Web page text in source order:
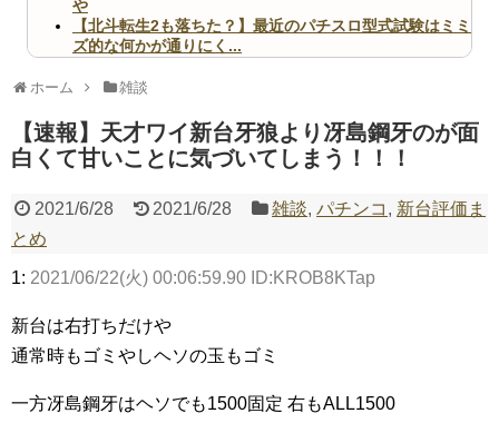
や
【北斗転生2も落ちた？】最近のパチスロ型式試験はミミ
ズ的な何かが通りにく...
いヤバいか教えて？...
Powered by livedoor 相互RSS
ホーム 雑談
【速報】天才ワイ新台牙狼より冴島鋼牙のが面
白くて甘いことに気づいてしまう！！！
2021/6/28 2021/6/28 雑談,パチンコ , 新台評価ま
とめ
1: 2021/06/22(火) 00:06:59.90 ID:KROB8KTap
新台は右打ちだけや
通常時もゴミやしヘソの玉もゴミ
一方冴島鋼牙はヘソでも1500固定 右もALL1500